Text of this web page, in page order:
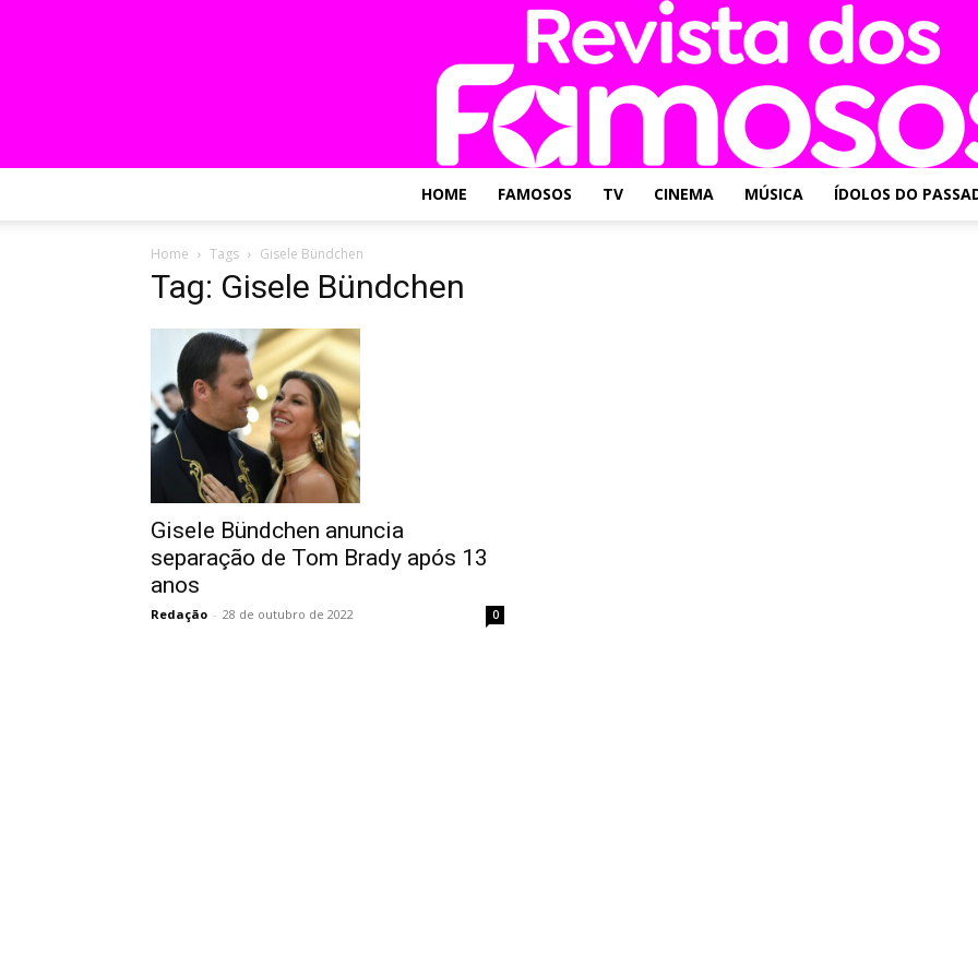
HOME FAMOSOS TV CINEMA MÚSICA ÍDOLOS DO
Home Tags Gisele Bündchen
Tag: Gisele Bündchen
Gisele Bündchen anuncia
separação de Tom Brady após 13
anos
Redação - 28 de outubro de 2022 0